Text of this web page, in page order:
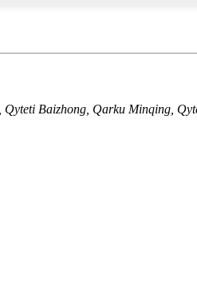
Baizhong, Qarku Minqing,